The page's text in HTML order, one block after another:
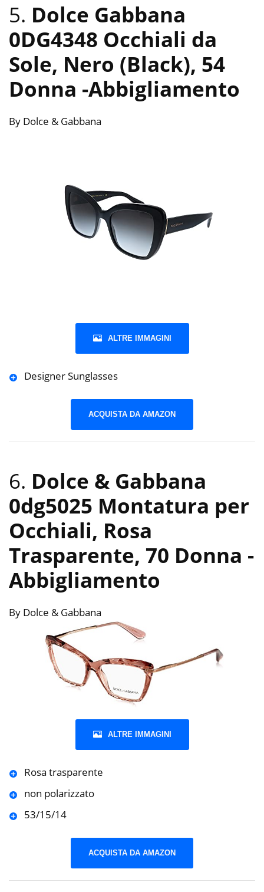
5. Dolce Gabbana
0DG4348 Occhiali da
Sole, Nero (Black), 54
Donna -Abbigliamento
By Dolce & Gabbana
ALTRE IMMAGINI
Designer Sunglasses
ACQUISTA DA AMAZON
6. Dolce & Gabbana
0dg5025 Montatura per
Occhiali, Rosa
Trasparente, 70 Donna -
Abbigliamento
By Dolce & Gabbana
ALTRE IMMAGINI
Rosa trasparente
non polarizzato
53/15/14
ACQUISTA DA AMAZON